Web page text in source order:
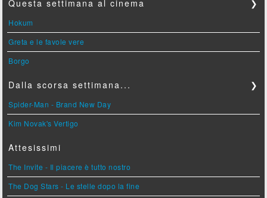
Questa settimana al cinema ❯
Hokum
Greta e le favole vere
Borgo
Dalla scorsa settimana... ❯
Spider-Man - Brand New Day
Kim Novak's Vertigo
Attesissimi
The Invite - Il piacere è tutto nostro
The Dog Stars - Le stelle dopo la fine